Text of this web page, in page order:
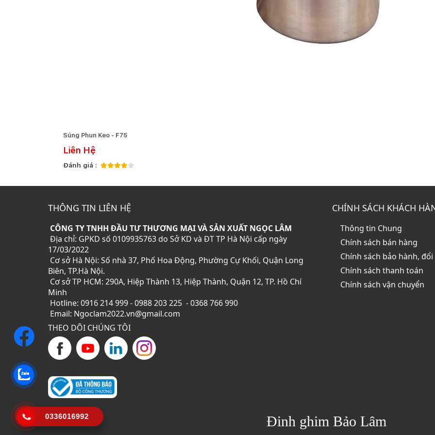
Súng Phun Keo - F75
Liên Hệ
Đánh giá :
THÔNG TIN LIÊN HỆ
CÔNG TY TNHH ĐẦU TƯ THƯƠNG MẠI VÀ SẢN XUẤT NGỌC LÂM
Địa chỉ: GPKD số 0109935763 do Sở KD và ĐT TP Hà Nội cấp ngày
17/03/2022
Cơ sở Hà Nội: Số nhà 37, Phố Hoa Động, Phường Cự Khối, Quận Long
Biên, TP.Hà Nội.
Cơ sở TP HCM: 290A, Hiệp Thành 13, Hiệp Thành, Quận 12, TP. Hồ Chí
Minh
Hotline: 0916 214 999 - 0988 203 225 - 0368 766 990
Email: Ngoclam2022.vn@gmail.com
THEO DÕI CHÚNG TÔI
CHÍNH SÁCH KHÁCH
Thông tin Chung
Chính sách bán hàng
Chính sách bảo hành,
Chính sách thanh toán
Chính sách vận chuyển
Đinh ghim Bảo Lâm
0336016992